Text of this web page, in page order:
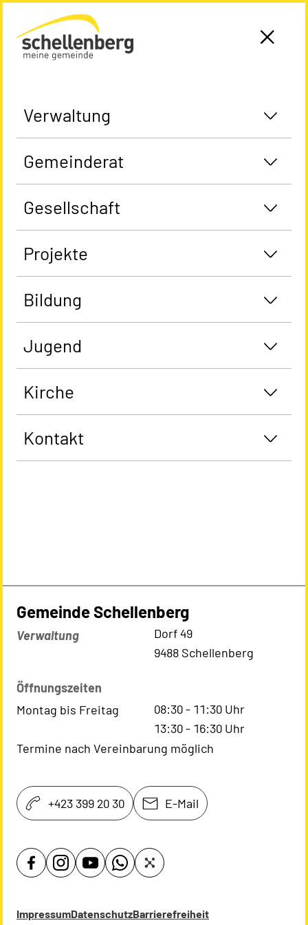
Gemeinde Schellenberg Startseite
Verwaltung
Gemeinderat
Gesellschaft
Projekte
Bildung
Jugend
Kirche
Kontakt
Gemeinde Schellenberg
Verwaltung
Dorf 49
9488 Schellenberg
Öffnungszeiten
Montag bis Freitag
08:30- 11:30 Uhr
13:30- 16:30 Uhr
Termine nach Vereinbarung möglich
+423 399 20 30 E-Mail
ImpressumDatenschutzBarrierefreiheit